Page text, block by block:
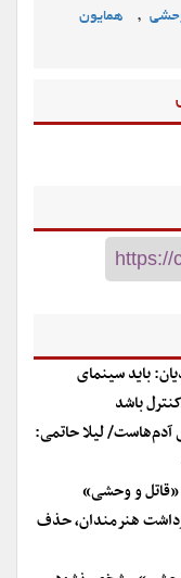
,
همایون
باید سینمای
باشد
آدم‌هاست/ لیلا حاتمی:
هنرمندان، حذف